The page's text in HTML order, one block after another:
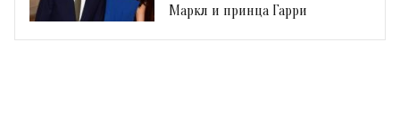
Маркл и принца Гарри